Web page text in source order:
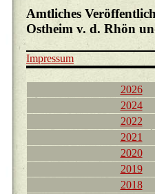
Amtliches
Ostheim v. d. Rhön
Impressum
2026
2024
2022
2021
2020
2019
2018